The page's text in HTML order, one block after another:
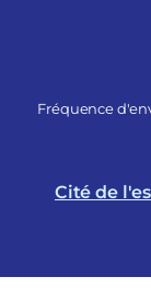
Fréquence
Cité de